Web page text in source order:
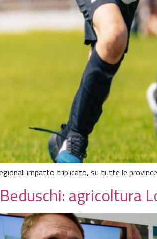
impatto triplicato, su tutte le province
agricoltura